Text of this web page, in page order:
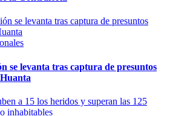
se levanta tras captura de presuntos